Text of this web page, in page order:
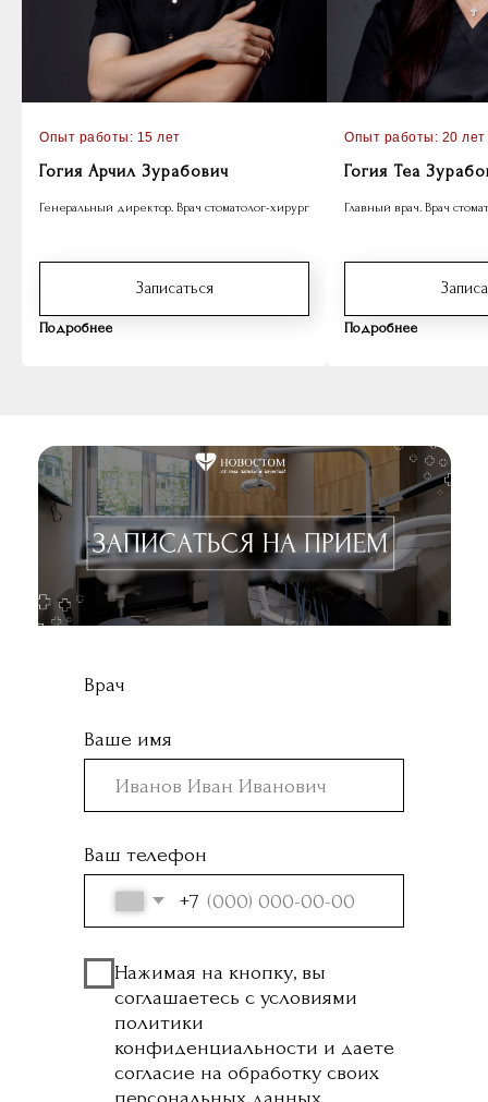
Опыт работы: 15 лет
Гогия Арчил Зурабович
Генеральный директор. Врач стоматолог-хирург
Записаться
Подробнее
Опыт работы: 20 лет
Гогия Теа
Главный врач. Врач
Подробнее